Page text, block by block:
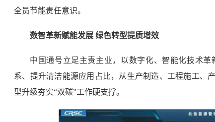
全员节能责任意识。
数智革新赋能发展 绿色转型提质增效
中国通号立足主责主业，以数字化、智能化技术
系、提升清洁能源应用占比，从生产制造、工程施工、
型升级夯实“双碳”工作硬支撑。